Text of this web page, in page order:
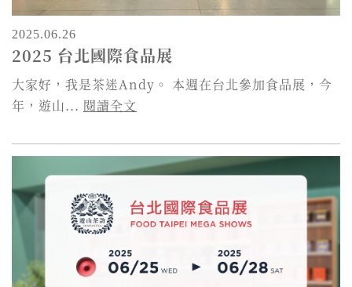
2025.06.26
2025 台北國際食品展
大家好，我是茶迷Andy。 本週在台北參加食品展，今
年，遊山... 閱讀全文